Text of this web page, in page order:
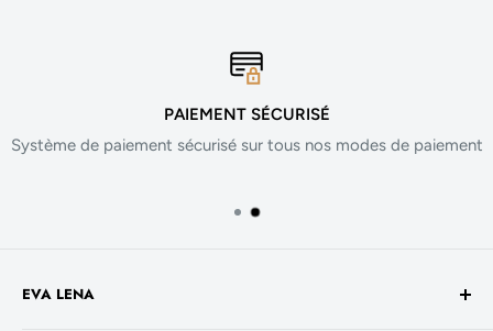
PAIEMENT SÉCURISÉ
Système de paiement sécurisé sur tous nos modes de paiement
EVA LENA